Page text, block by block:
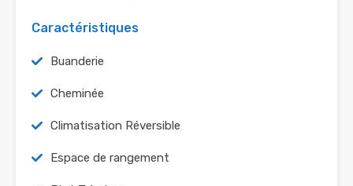
Caractéristiques
Buanderie
Cheminée
Climatisation Réversible
Espace de rangement